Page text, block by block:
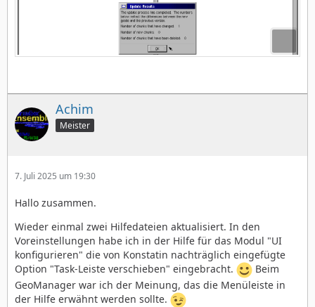
Achim
Meister
7. Juli 2025 um 19:30
Hallo zusammen.
Wieder einmal zwei Hilfedateien aktualisiert. In den
Voreinstellungen habe ich in der Hilfe für das Modul "UI
konfigurieren" die von Konstatin nachträglich eingefügte
Option "Task-Leiste verschieben" eingebracht.
Beim
GeoManager war ich der Meinung, das die Menüleiste in
der Hilfe erwähnt werden sollte.